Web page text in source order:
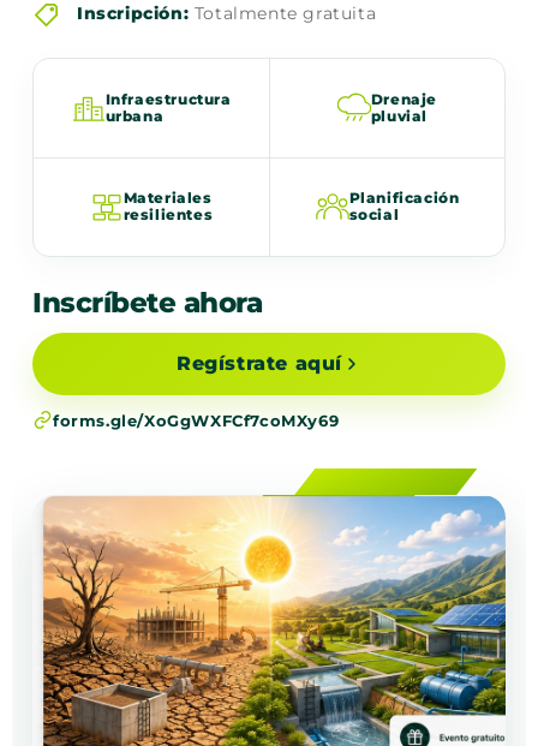
Inscripción: Totalmente gratuita
Infraestructura
urbana
Drenaje
pluvial
Materiales
resilientes
Planificación
social
Inscríbete ahora
Regístrate aquí
forms.gle/XoGgWXFCf7coMXy69